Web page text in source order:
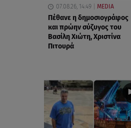
07.08.26, 14:49 MEDIA
Πέθανε η δημοσιογράφος
και πρώην σύζυγος του
Βασίλη Χιώτη, Χριστίνα
Πιτουρά